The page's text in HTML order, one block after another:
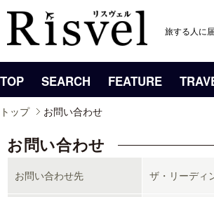
旅する人に
TOP SEARCH FEATURE
トップ お問い合わせ
お問い合わせ
お問い合わせ先 ザ・リーディ